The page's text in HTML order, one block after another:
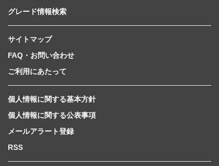
グレード情報検索
サイトマップ
FAQ・お問い合わせ
ご利用にあたって
個人情報に関する基本方針
個人情報に関する公表事項
メールアラート登録
RSS